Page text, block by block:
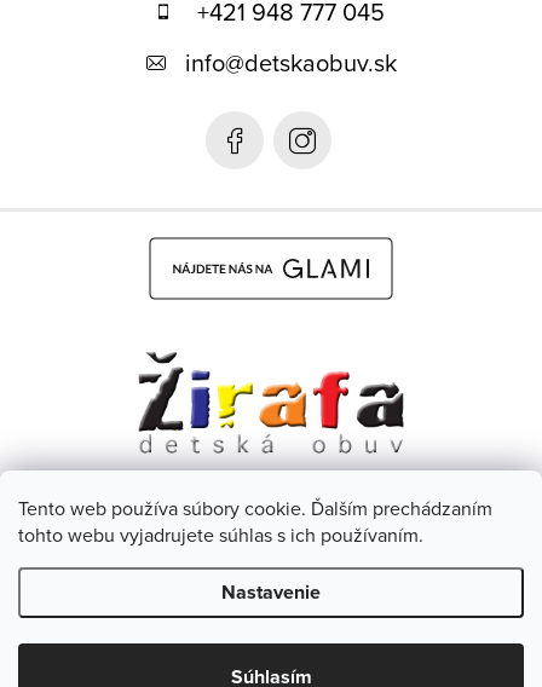
Tento web používa súbory cookie. Ďalším prechádzaním
tohto webu vyjadrujete súhlas s ich používaním.
Nastavenie
Súhlasím
+421 948 777 045
info@detskaobuv.sk
Dětská obuv Žirafa - CZ Facebook
Copyright 2026Žirafa Detská obuv. Všetky práva vyhradené.
Upraviť nastavenie cookies
Zľava 5 % na prvý